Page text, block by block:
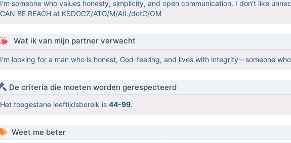
I'm someone who values honesty, simplicity, and open communication. I don't like
CAN BE REACH at KSDGCZ/ATG/M/AIL/dotC/OM
Wat ik van mijn partner verwacht
I'm looking for a man who is honest, God-fearing, and lives with integrity—someone
De criteria die moeten worden gerespecteerd
Het toegestane leeftijdsbereik is 44-99.
Weet me beter